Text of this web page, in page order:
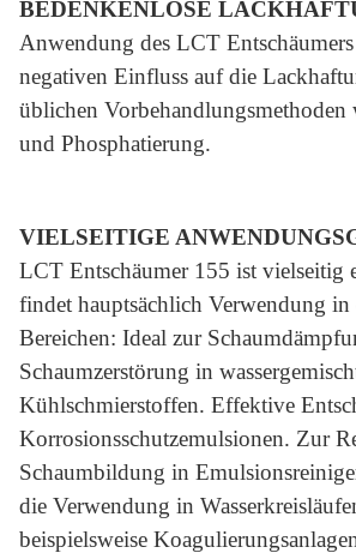
BEDENKENLOSE
Anwendung des LCT
negativen Einfluss auf die
üblichen Vorbehandlungsmethoden
und Phosphatierung.
VIELSEITIGE
LCT Entschäumer 155 ist vielseitig
findet hauptsächlich Verwendung in
Bereichen: Ideal zur
Schaumzerstörung in
Kühlschmierstoffen. Effektive
Korrosionsschutzemulsionen. Zur
Schaumbildung in
die Verwendung in
beispielsweise